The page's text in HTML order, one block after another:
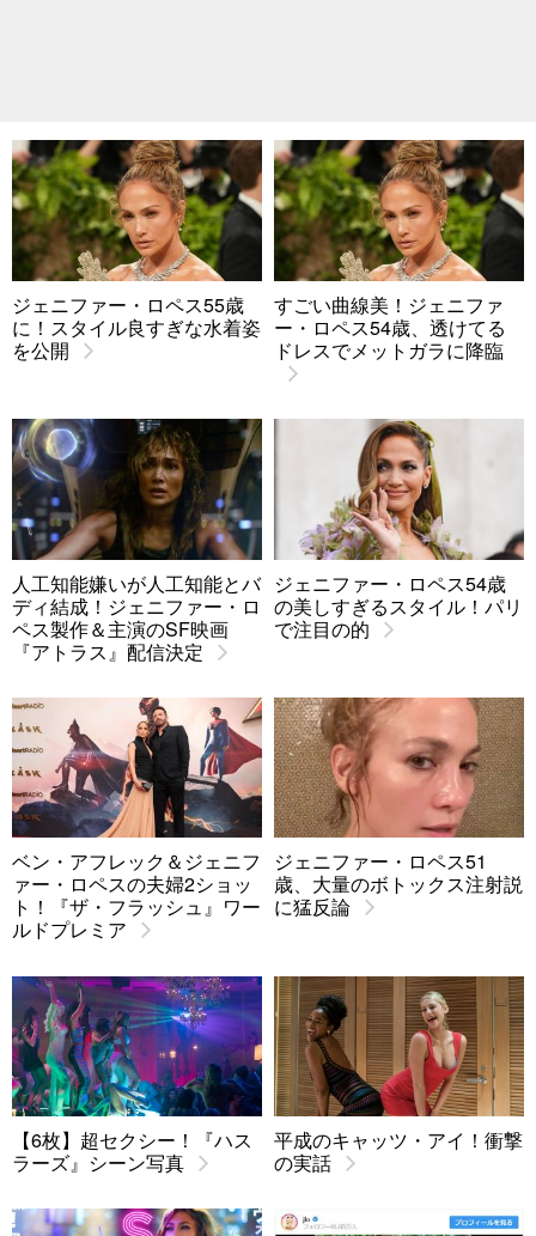
ジェニファー・ロペス55歳
に！スタイル良すぎな水着姿
を公開
すごい曲線美！ジェニファ
ー・ロペス54歳、透けてる
ドレスでメットガラに降臨
人工知能嫌いが人工知能とバ
ディ結成！ジェニファー・ロ
ペス製作＆主演のSF映画
『アトラス』配信決定
ジェニファー・ロペス54歳
の美しすぎるスタイル！パリ
で注目の的
ベン・アフレック＆ジェニフ
ァー・ロペスの夫婦2ショッ
ト！『ザ・フラッシュ』ワー
ルドプレミア
ジェニファー・ロペス51
歳、大量のボトックス注射説
に猛反論
【6枚】超セクシー！『ハス
ラーズ』シーン写真
平成のキャッツ・アイ！衝撃
の実話